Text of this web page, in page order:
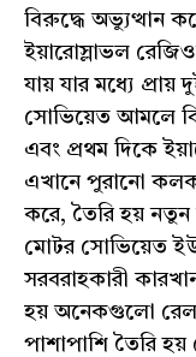
বিরুদ্ধে অভ্যুত্থান
ইয়ারোস্লাভল
যায় যার মধ্যে
সোভিয়েত আমলে
এবং প্রথম দিকে
এখানে পুরানো
করে, তৈরি হয় নতুন
মোটর সোভিয়েত
সরবরাহকারী
হয় অনেকগুলো রেল
পাশাপাশি তৈরি